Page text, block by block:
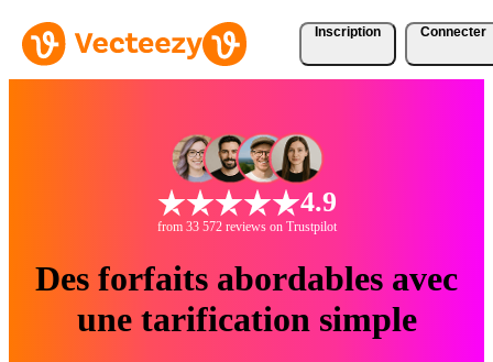
Inscription Connecter
4.9
from 33 572 reviews on Trustpilot
Des forfaits abordables avec
une tarification simple